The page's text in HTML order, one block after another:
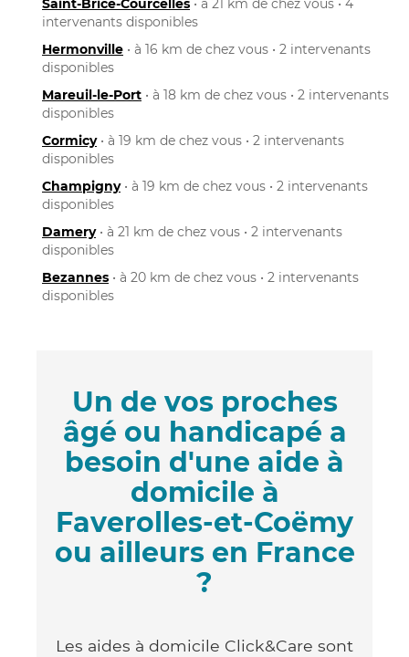
Saint-Brice-Courcelles • à 21 km de chez vous • 4
intervenants disponibles
Hermonville • à 16 km de chez vous • 2 intervenants
disponibles
Mareuil-le-Port • à 18 km de chez vous • 2 intervenants
disponibles
Cormicy• à 19 km de chez vous • 2 intervenants
disponibles
Champigny• à 19 km de chez vous • 2 intervenants
disponibles
Damery• à 21 km de chez vous • 2 intervenants
disponibles
Bezannes • à 20 km de chez vous • 2 intervenants
disponibles
Un de vos proches
âgé ou handicapé a
besoin d'une aide à
domicile à
Faverolles-et-Coëmy
ou ailleurs en France
?
Les aides à domicile Click&Care sont